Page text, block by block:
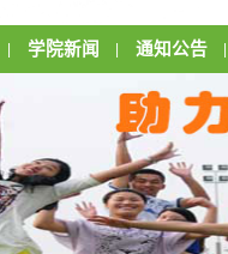
学院新闻 通知公告